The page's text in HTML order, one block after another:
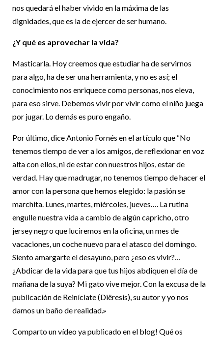
nos quedará el haber vivido en la máxima de las
dignidades, que es la de ejercer de ser humano.
¿Y qué es aprovechar la vida?
Masticarla. Hoy creemos que estudiar ha de servirnos
para algo, ha de ser una herramienta, y no es así; el
conocimiento nos enriquece como personas, nos eleva,
para eso sirve. Debemos vivir por vivir como el niño juega
por jugar. Lo demás es puro engaño.
Por último, dice Antonio Fornés en el artículo que “No
tenemos tiempo de ver a los amigos, de reflexionar en voz
alta con ellos, ni de estar con nuestros hijos, estar de
verdad. Hay que madrugar, no tenemos tiempo de hacer el
amor con la persona que hemos elegido: la pasión se
marchita. Lunes, martes, miércoles, jueves…. La rutina
engulle nuestra vida a cambio de algún capricho, otro
jersey negro que luciremos en la oficina, un mes de
vacaciones, un coche nuevo para el atasco del domingo.
Siento amargarte el desayuno, pero ¿eso es vivir?…
¿Abdicar de la vida para que tus hijos abdiquen el día de
mañana de la suya? Mi gato vive mejor. Con la excusa de la
publicación de Reiníciate (Diëresis), su autor y yo nos
damos un baño de realidad.»
Comparto un vídeo ya publicado en el blog! Qué os